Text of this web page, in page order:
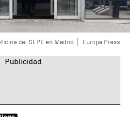
del SEPE en Madrid Europa Press